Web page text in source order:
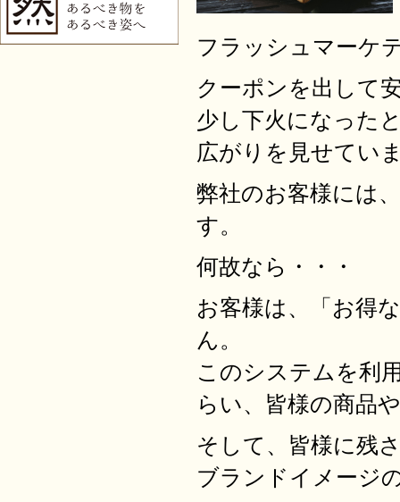
フラッシュマーケ
クーポンを出して
少し下火になった
広がりを見せてい
弊社のお客様には
す。
何故なら・・・
お客様は、「お得
ん。
このシステムを利
らい、皆様の商品
そして、皆様に残
ブランドイメージ